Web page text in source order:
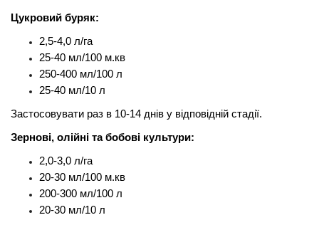
Цукровий буряк:
2,5-4,0 л/га
25-40 мл/100 м.кв
250-400 мл/100 л
25-40 мл/10 л
Застосовувати раз в 10-14 днів у відповідній стадії.
Зернові, олійні та бобові культури:
2,0-3,0 л/га
20-30 мл/100 м.кв
200-300 мл/100 л
20-30 мл/10 л